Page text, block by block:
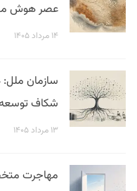
عصر هوش
۱۴ مرداد ۱۴۰۵
سازمان
شکاف توسعه
۱۳ مرداد ۱۴۰۵
مهاجرت